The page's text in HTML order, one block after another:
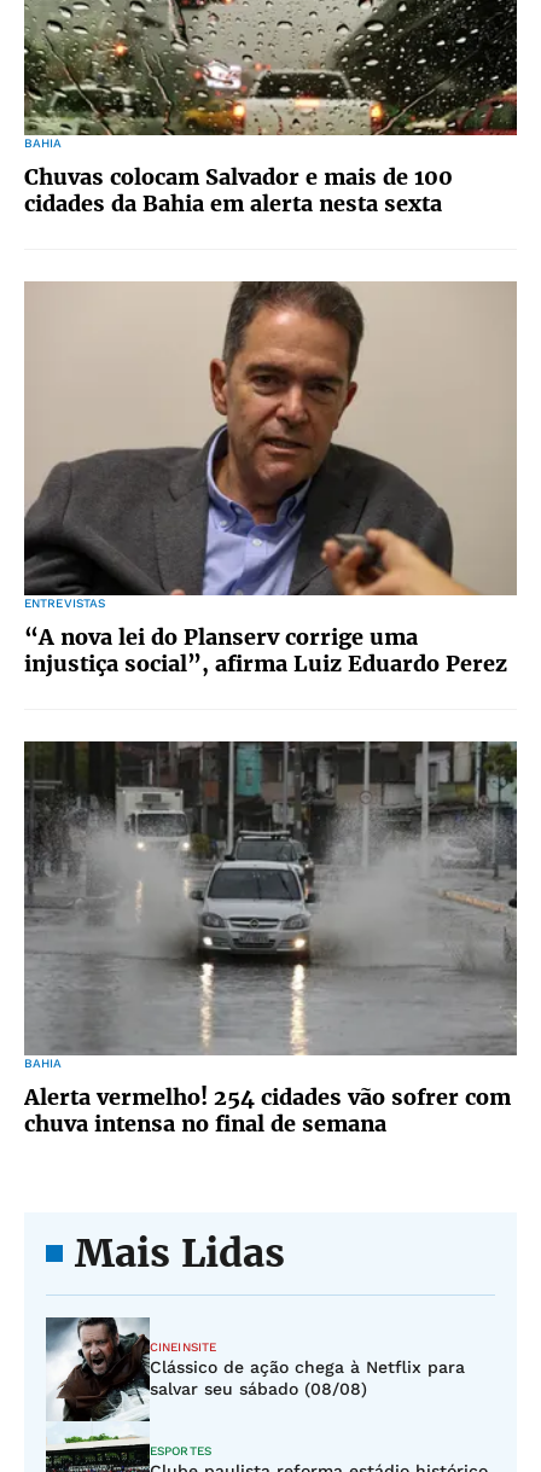
BAHIA
Chuvas colocam Salvador e mais de 100
cidades da Bahia em alerta nesta sexta
ENTREVISTAS
“A nova lei do Planserv corrige uma
injustiça social”, afirma Luiz Eduardo Perez
BAHIA
Alerta vermelho! 254 cidades vão sofrer com
chuva intensa no final de semana
Mais Lidas
CINEINSITE
Clássico de ação chega à Netflix para
salvar seu sábado (08/08)
ESPORTES